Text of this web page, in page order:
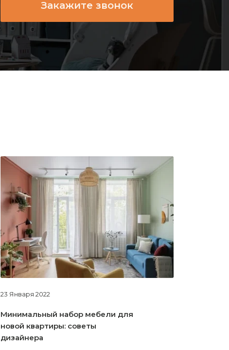
23 Января 2022
Минимальный набор мебели для
новой квартиры: советы
дизайнера